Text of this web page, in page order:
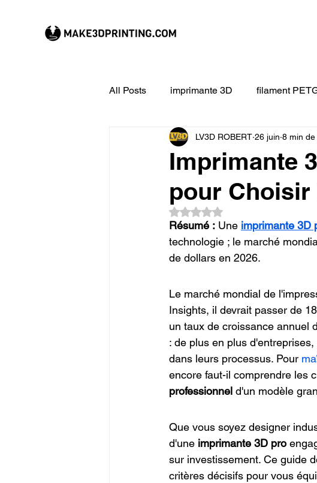
All Posts imprimante 3D filament
CREALITY imprimante 3D Filament
Filament 3D Formation à l'impression
expert en
CREALITY SPARKX i7 Color Combo
Imprimante
pour Choisir
LV3D ROBERT 26 juin 8 min
Noté NaN étoiles sur 5.
Résumé : Une imprimante 3D
technologie ; le marché
de dollars en 2026.
Le marché mondial de
Insights, il devrait passer de
un taux de croissance annuel
: de plus en plus
dans leurs processus. Pour
encore faut-il comprendre les
professionnel d'un modèle
Que vous soyez designer
d'une imprimante 3D pro
sur investissement. Ce guide
critères décisifs pour vous